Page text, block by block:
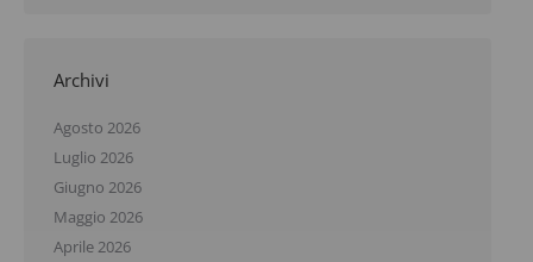
Archivi
Agosto 2026
Luglio 2026
Giugno 2026
Maggio 2026
Aprile 2026